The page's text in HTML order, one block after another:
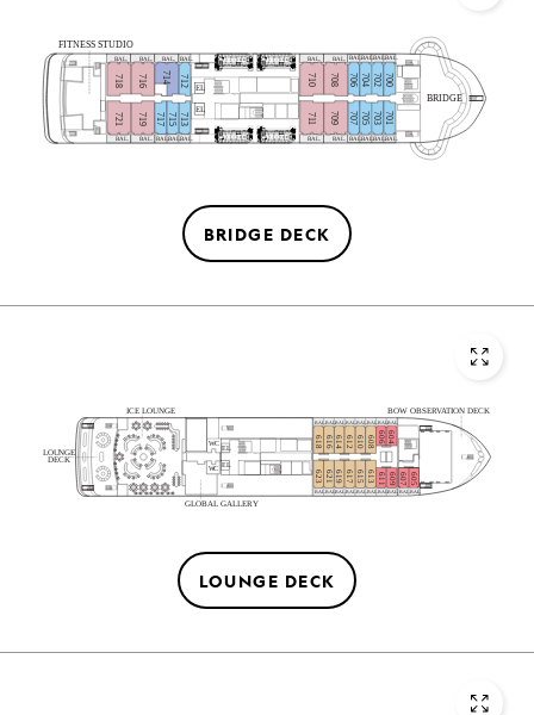
BAL.BAL.
BAL.
BAL.
BAL.BAL.
BAL.
BAL.
BRIDGE
712
714
716
718 708
710 700
706
709
711 701
702
703
704
705
707
715 713
717
719
721
FITNESS STUDIO
EL
EL
BAL. BAL.
BAL.
BAL. BAL. BAL. BAL.
BAL.
BAL.
BAL.
BAL.
BAL.
BAL.
BRIDGE DECK
BOW OBSERVATION DECK
ICE LOUNGE
LOUNGE
DECK
GLOBAL GALLERY
618 616 614 612 610 608 606 604
611 609 605
607
623 621 619 617 615 613
EL
WC
WC EL
BAL.BAL.BAL.BAL.BAL.BAL. BAL.BAL.
BAL.BAL.BAL.BAL.BAL.BAL.BAL.BAL. BAL.BAL.
LOUNGE DECK